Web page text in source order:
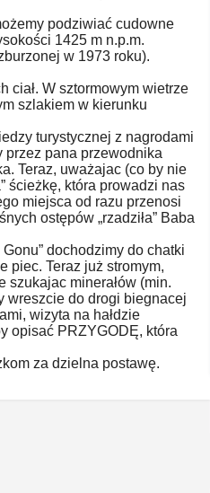
podziwiać cudowne
1425 m n.p.m.
w 1973 roku).
ciał. W sztormowym wietrze
szlakiem w kierunku
turystycznej z nagrodami
pana przewodnika
Teraz, uważajac (co by nie
ścieżkę, która prowadzi nas
miejsca od razu przenosi
ostępów „rzadziła” Baba
dochodzimy do chatki
piec. Teraz już stromym,
szukajac minerałów (min.
wreszcie do drogi biegnacej
wizyta na hałdzie
opisać PRZYGODĘ, która
za dzielna postawę.